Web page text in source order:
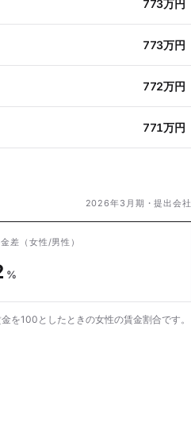
773万円
773万円
772万円
771万円
2026年3月期・提出会社
差 （女性/男性）
%
を100としたときの女性の賃金割合です。